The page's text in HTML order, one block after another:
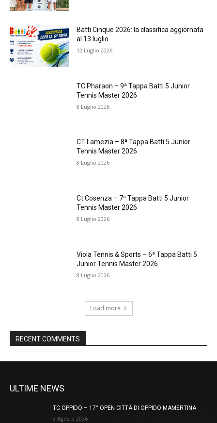
Batti Cinque 2026: la classifica aggiornata
al 13 luglio
12 Luglio 2026
TC Pharaon – 9ª Tappa Batti 5 Junior
Tennis Master 2026
8 Luglio 2026
CT Lamezia – 8ª Tappa Batti 5 Junior
Tennis Master 2026
8 Luglio 2026
Ct Cosenza – 7ª Tappa Batti 5 Junior
Tennis Master 2026
8 Luglio 2026
Viola Tennis & Sports – 6ª Tappa Batti 5
Junior Tennis Master 2026
8 Luglio 2026
Load more
RECENT COMMENTS
ULTIME NEWS
TC OPPIDO – 17° OPEN CITTÀ DI OPPIDO MAMERTINA
3 Agosto 2026